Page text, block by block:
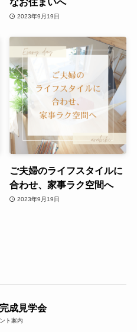
2023年9月19日
ご夫婦のライフスタイルに
合わせ、家事ラク空間へ
2023年9月19日
成見学会
ト案内